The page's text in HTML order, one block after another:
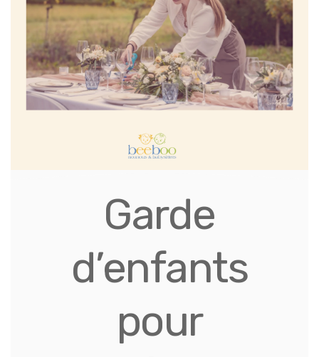
Garde
d’enfants
pour